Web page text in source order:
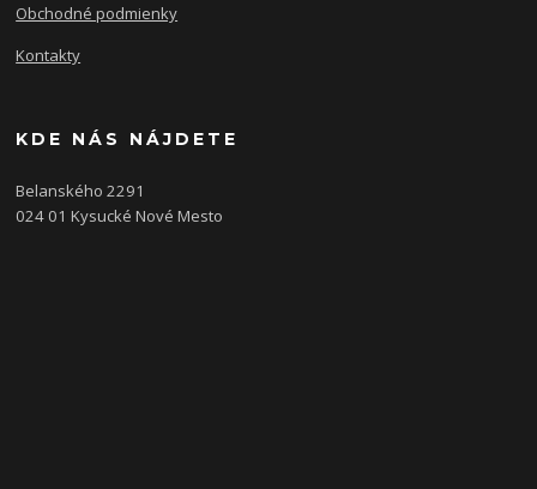
Obchodné podmienky
Kontakty
KDE NÁS NÁJDETE
Belanského 2291
024 01 Kysucké Nové Mesto